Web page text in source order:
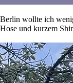
wollte ich
und kurzem